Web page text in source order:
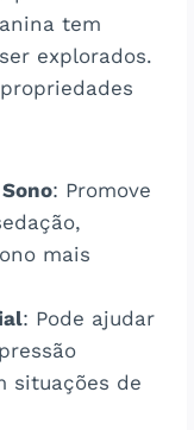
tem
explorados.
: Promove
mais
: Pode ajudar
situações de